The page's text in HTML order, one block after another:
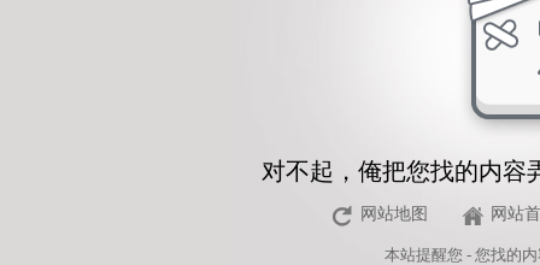
对不起，俺把您找的内容
网站地图 网站
本站提醒您 - 您找的